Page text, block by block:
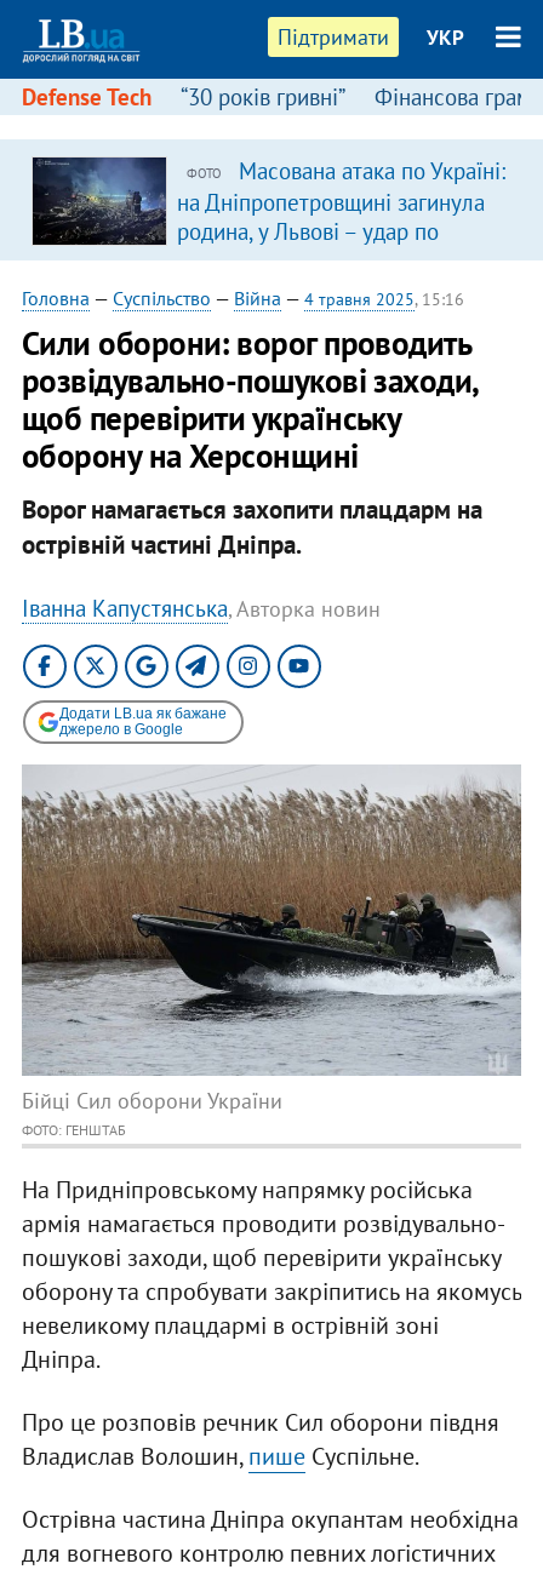
Підтримати УКР
Defense Tech “30 років гривні” Фінансова
ФОТО
Масована атака по Україні:
на Дніпропетровщині загинула
родина, у Львові – удар по
багатоповерхівках
(доповнюється)
Головна — Суспільство — Війна — 4 травня 2025, 15:16
Сили оборони: ворог проводить
розвідувально-пошукові заходи,
щоб перевірити українську
оборону на Херсонщині
Ворог намагається захопити плацдарм на
острівній частині Дніпра.
Іванна Капустянська, Авторка новин
Додати LB.ua як бажане
джерело в Google
Бійці Сил оборони України
ФОТО: ГЕНШТАБ
На Придніпровському напрямку російська
армія намагається проводити розвідувально-
пошукові заходи, щоб перевірити українську
оборону та спробувати закріпитись на якомусь
невеликому плацдармі в острівній зоні
Дніпра.
Про це розповів речник Сил оборони півдня
Владислав Волошин,пишеСуспільне.
Острівна частина Дніпра окупантам необхідна
для вогневого контролю певних логістичних